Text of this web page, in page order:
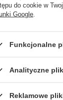
do cookie w
Google
Funkcjonalne
Analityczne
Reklamowe